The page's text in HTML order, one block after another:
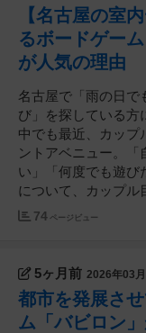
【名古屋の室
るボードゲー
が人気の理由
名古屋で「雨の日で
び」を探している方
中でも最近、カップ
ントアベニュー。「
い」「何度でも遊び
について、カップル
74 ページビュー
5ヶ月前 2026年03
都市を発展さ
ム「バビロン